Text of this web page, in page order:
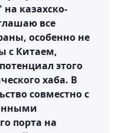
на казахско-
все
особенно не
с Китаем,
этого
хаба. В
совместно с
порта на